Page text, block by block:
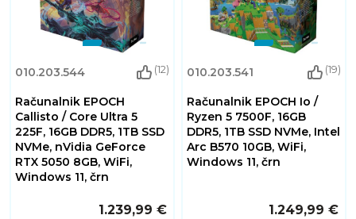
010.203.544 (12)
Računalnik EPOCH
Callisto / Core Ultra 5
225F, 16GB DDR5, 1TB SSD
NVMe, nVidia GeForce
RTX 5050 8GB, WiFi,
Windows 11, črn
1.239,99 €
010.203.541 (19)
Računalnik EPOCH Io /
Ryzen 5 7500F, 16GB
DDR5, 1TB SSD NVMe, Intel
Arc B570 10GB, WiFi,
Windows 11, črn
1.249,99 €